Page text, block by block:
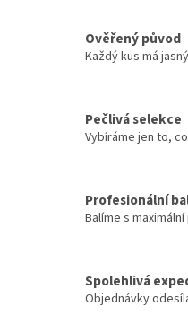
Ověřený původ
Každý kus má
Pečlivá selekce
Vybíráme jen to,
Profesionální
Balíme s
Spolehlivá
Objednávky